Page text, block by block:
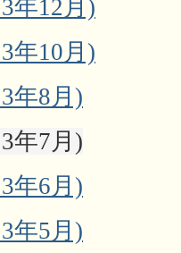
年12月)
年10月)
年8月)
年7月)
年6月)
年5月)